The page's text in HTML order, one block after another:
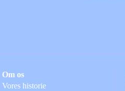
Om os
Vores historie